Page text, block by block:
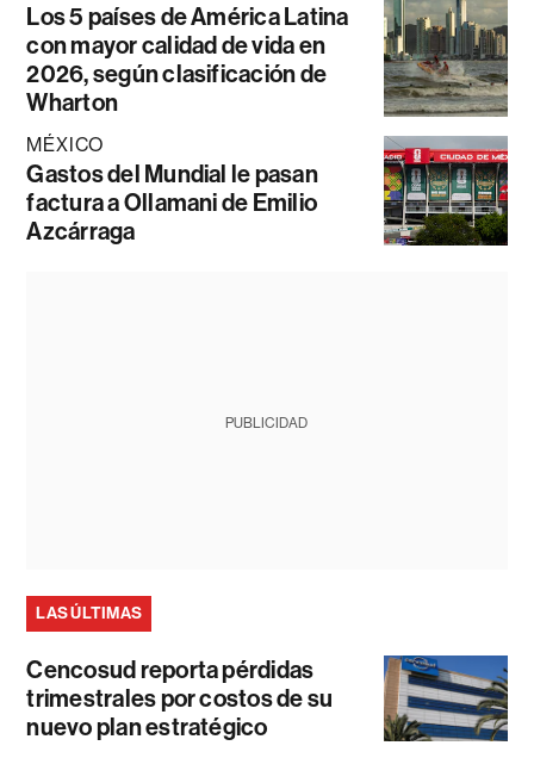
Los 5 países de América Latina
con mayor calidad de vida en
2026, según clasificación de
Wharton
MÉXICO
Gastos del Mundial le pasan
factura a Ollamani de Emilio
Azcárraga
PUBLICIDAD
LAS ÚLTIMAS
Cencosud reporta pérdidas
trimestrales por costos de su
nuevo plan estratégico